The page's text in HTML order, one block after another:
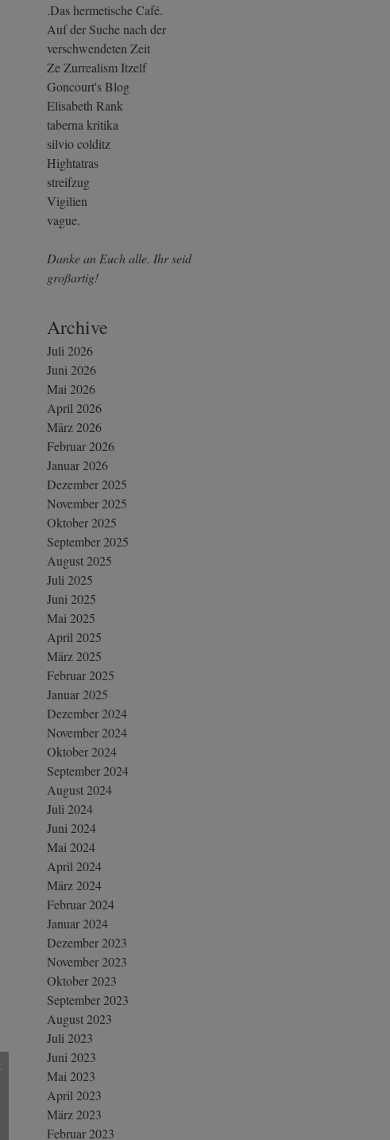
.Das hermetische Café.
Auf der Suche nach der
verschwendeten Zeit
Ze Zurrealism Itzelf
Goncourt's Blog
Elisabeth Rank
taberna kritika
silvio colditz
Hightatras
streifzug
Vigilien
vague.
Danke an Euch alle. Ihr seid
großartig!
Archive
Juli 2026
Juni 2026
Mai 2026
April 2026
März 2026
Februar 2026
Januar 2026
Dezember 2025
November 2025
Oktober 2025
September 2025
August 2025
Juli 2025
Juni 2025
Mai 2025
April 2025
März 2025
Februar 2025
Januar 2025
Dezember 2024
November 2024
Oktober 2024
September 2024
August 2024
Juli 2024
Juni 2024
Mai 2024
April 2024
März 2024
Februar 2024
Januar 2024
Dezember 2023
November 2023
Oktober 2023
September 2023
August 2023
Juli 2023
Juni 2023
Mai 2023
April 2023
März 2023
Februar 2023